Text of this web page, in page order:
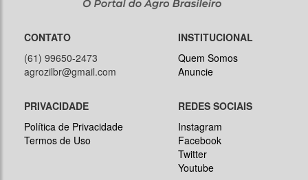
CONTATO
(61) 99650-2473
agrozilbr@gmail.com
INSTITUCIONAL
Quem Somos
Anuncie
PRIVACIDADE
Política de Privacidade
Termos de Uso
REDES SOCIAIS
Instagram
Facebook
Twitter
Youtube